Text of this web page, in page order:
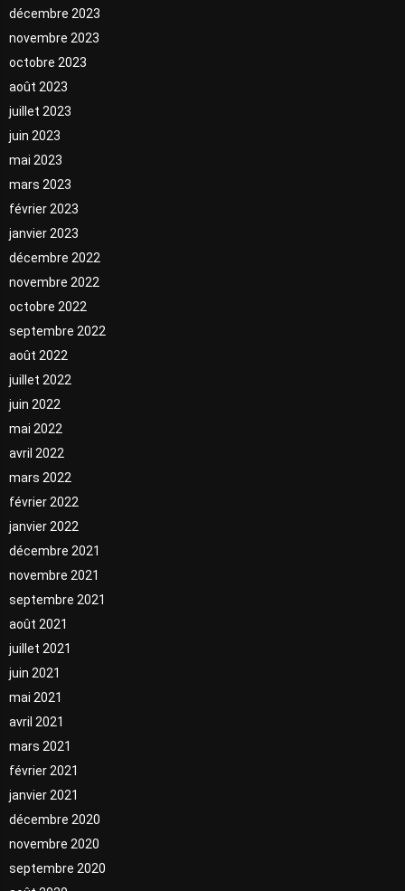
décembre 2023
novembre 2023
octobre 2023
août 2023
juillet 2023
juin 2023
mai 2023
mars 2023
février 2023
janvier 2023
décembre 2022
novembre 2022
octobre 2022
septembre 2022
août 2022
juillet 2022
juin 2022
mai 2022
avril 2022
mars 2022
février 2022
janvier 2022
décembre 2021
novembre 2021
septembre 2021
août 2021
juillet 2021
juin 2021
mai 2021
avril 2021
mars 2021
février 2021
janvier 2021
décembre 2020
novembre 2020
septembre 2020